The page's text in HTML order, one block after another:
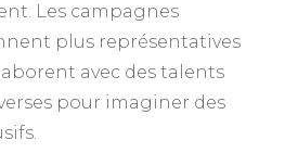
Les campagnes
plus représentatives
avec des talents
pour imaginer des